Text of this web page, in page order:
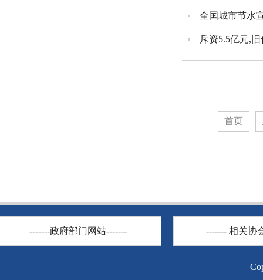
全国城市节水
斥资5.5亿元,
首页
-------政府部门网站------- ------- 相关协